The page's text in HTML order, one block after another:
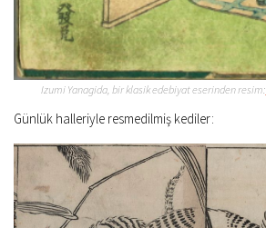
Izumi Yanagida, bir klasik edebiyat eserinden resim:
Günlük halleriyle resmedilmiş kediler: